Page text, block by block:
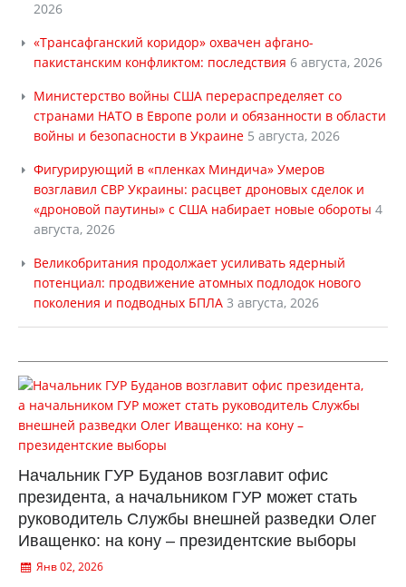
2026
«Трансафганский коридор» охвачен афгано-
пакистанским конфликтом: последствия 6 августа, 2026
Министерство войны США перераспределяет со
странами НАТО в Европе роли и обязанности в области
войны и безопасности в Украине 5 августа, 2026
Фигурирующий в «пленках Миндича» Умеров
возглавил СВР Украины: расцвет дроновых сделок и
«дроновой паутины» с США набирает новые обороты 4
августа, 2026
Великобритания продолжает усиливать ядерный
потенциал: продвижение атомных подлодок нового
поколения и подводных БПЛА 3 августа, 2026
Начальник ГУР Буданов возглавит офис
президента, а начальником ГУР может стать
руководитель Службы внешней разведки Олег
Иващенко: на кону – президентские выборы
Янв 02, 2026